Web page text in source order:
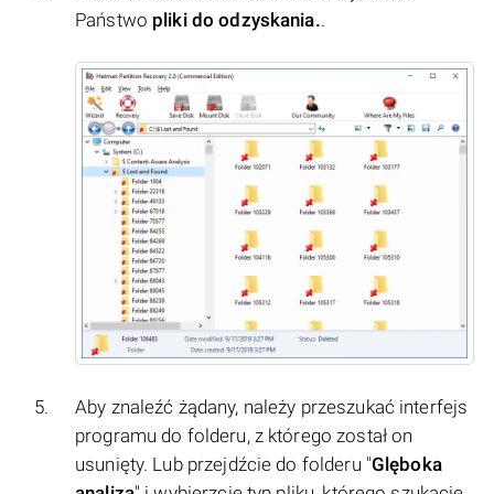
Państwo pliki do odzyskania..
Aby znaleźć żądany, należy przeszukać interfejs
programu do folderu, z którego został on
usunięty. Lub przejdźcie do folderu "Glęboka